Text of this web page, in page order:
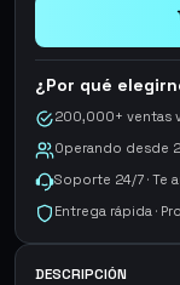
¿Por qué
200,000+ ventas
Operando desde
Soporte 24/7 · Te
Entrega rápida ·
DESCRIPCIÓN